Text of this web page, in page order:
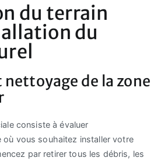
du terrain
du
de la zone
consiste à évaluer
où vous souhaitez installer votre
par retirer tous les débris, les